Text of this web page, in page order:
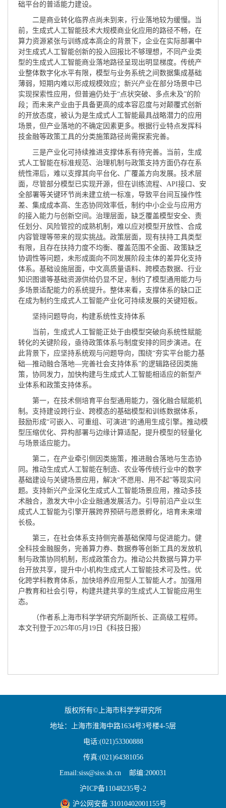
础平台的普适能力建设。
二是商业转化临界点尚未到来，行业落地较为缓慢。当
前，生成式人工智能技术大规模商业化应用的路径不畅，在
算力资源紧张与训练成本高企的背景下，企业在实际部署中
对生成式人工智能创新的投入回报比不够理想，不同产业类
型的生成式人工智能商业落地路径呈现出明显梯度。传统产
业整体数字化水平有限，模型与业务系统之间数据集成基础
薄弱，短期内难以形成规模效应；新兴产业在部分场景中已
实现探索性应用，但普遍仍处于“点状突破、多点未及”的阶
段；而未来产业由于具备更高的成本容忍度与对颠覆式创新
的开放态度，被认为是生成式人工智能最具战略潜力的应用
场景，但产业落地的不确定因素更多。根据行业特点发挥科
技金融等政策工具的分类施策路径尚需探索完善。
三是产业化可持续推进支撑体系有待完善。当前，生成
式人工智能在标准规范、治理机制与政策支持方面仍存在系
统性滞后，难以支撑其向平台化、广覆盖方向发展。技术层
面，尽管部分模型已实现开源，但在训练流程、API接口、安
全部署等关键环节尚未建立统一标准，导致平台间互操作性
差、集成成本高、生态协同效率低，制约中小企业与应用方
的接入能力与创新空间。治理层面，缺乏覆盖模型安全、责
任划分、风险管控的成熟机制，难以应对模型开放性、合成
内容管理等带来的现实挑战。政策层面，现有扶持工具类型
有限，且存在扶持力度不均衡、覆盖范围不全面、政策缺乏
协调性等问题，未形成面向不同发展阶段主体的差异化支持
体系。基础设施层面，中文高质量语料、跨模态数据、行业
知识图谱等基础资源供给仍显不足，制约了模型通用能力与
多场景适配能力的系统提升。整体来看，支撑体系的缺口正
在成为制约生成式人工智能产业化可持续发展的关键短板。
坚持问题导向，构建系统性支持体系
当前，生成式人工智能正处于由模型突破向系统性赋能
转化的关键阶段，亟待政策体系与制度安排的同步演进。在
此背景下，应坚持系统观与问题导向，围绕“夯实平台能力基
础—推动融合落地—完善社会支持体系”的逻辑路径因类施
策，协同发力，加快构建与生成式人工智能相适应的新型产
业体系和政策支持体系。
第一，在技术侧培育平台型通用能力，强化融合赋能机
制。支持建设跨行业、跨模态的基础模型和训练数据体系，
鼓励形成“可嵌入、可重组、可演进”的通用生成引擎。推动模
型压缩优化、异构部署与边缘计算适配，提升模型的轻量化
与场景适应能力。
第二，在产业牵引侧因类施策，推进融合落地与生态协
同。推动生成式人工智能在制造、农业等传统行业中的数字
基础建设与关键场景应用，解决“不愿用、用不起”等现实问
题。支持新兴产业深化生成式人工智能场景应用，推动多技
术融合，激发大中小企业融通发展活力。引导前沿产业以生
成式人工智能为引擎开展跨界预研与愿景孵化，培育未来增
长极。
第三，在社会体系支持侧完善基础保障与促进能力。健
全科技金融服务，完善算力券、数据券等创新工具的发放机
制与政策协同机制，形成政策合力。推动公共数据与算力平
台开放共享，提升中小机构生成式人工智能技术可及性。优
化跨学科教育体系，加快培养应用型人工智能人才。加强用
户教育和社会引导，构建共建共享的生成式人工智能应用生
态。
（作者系上海市科学学研究所副所长、正高级工程师。
本文刊登于2025年05月19日《科技日报）
版权所有©上海市科学学研究所
地址：上海市淮海中路1634号3号楼4-5层
电话:(021)53300888
传真:(021)64381056
Email:siss@siss.sh.cn 邮编:200031
沪ICP备11048235号-2
沪公网安备 31010402001155号